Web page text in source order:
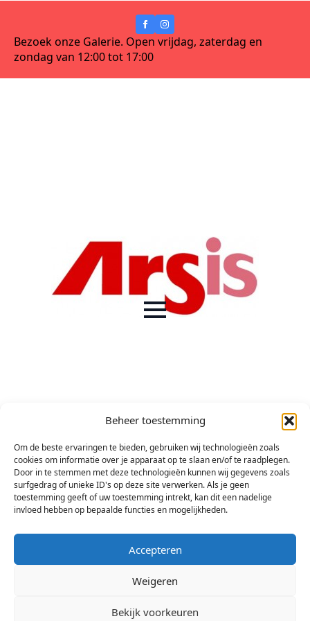
Beheer toestemming
Om de beste ervaringen te bieden, gebruiken wij technologieën zoals
cookies om informatie over je apparaat op te slaan en/of te raadplegen.
Door in te stemmen met deze technologieën kunnen wij gegevens zoals
surfgedrag of unieke ID's op deze site verwerken. Als je geen
toestemming geeft of uw toestemming intrekt, kan dit een nadelige
invloed hebben op bepaalde functies en mogelijkheden.
Accepteren
Weigeren
Bekijk voorkeuren
Bezoek onze Galerie. Open vrijdag, zaterdag en
zondag van 12:00 tot 17:00